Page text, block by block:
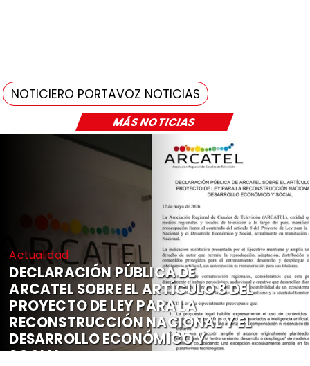
MÁS NOTICIAS
NOTICIERO PORTAVOZ NOTICIAS
Actualidad
DECLARACIÓN PÚBLICA DE
ARCATEL SOBRE EL ARTÍCULO 8 DEL
PROYECTO DE LEY PARA LA
RECONSTRUCCIÓN NACIONAL Y EL
DESARROLLO ECONÓMICO Y
SOCIAL